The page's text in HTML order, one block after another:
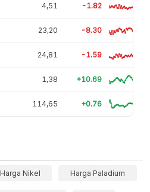
4,51 -1.82
23,20 -8.30
24,81 -1.59
1,38 +10.69
114,65 +0.76
Harga Nikel Harga Paladium